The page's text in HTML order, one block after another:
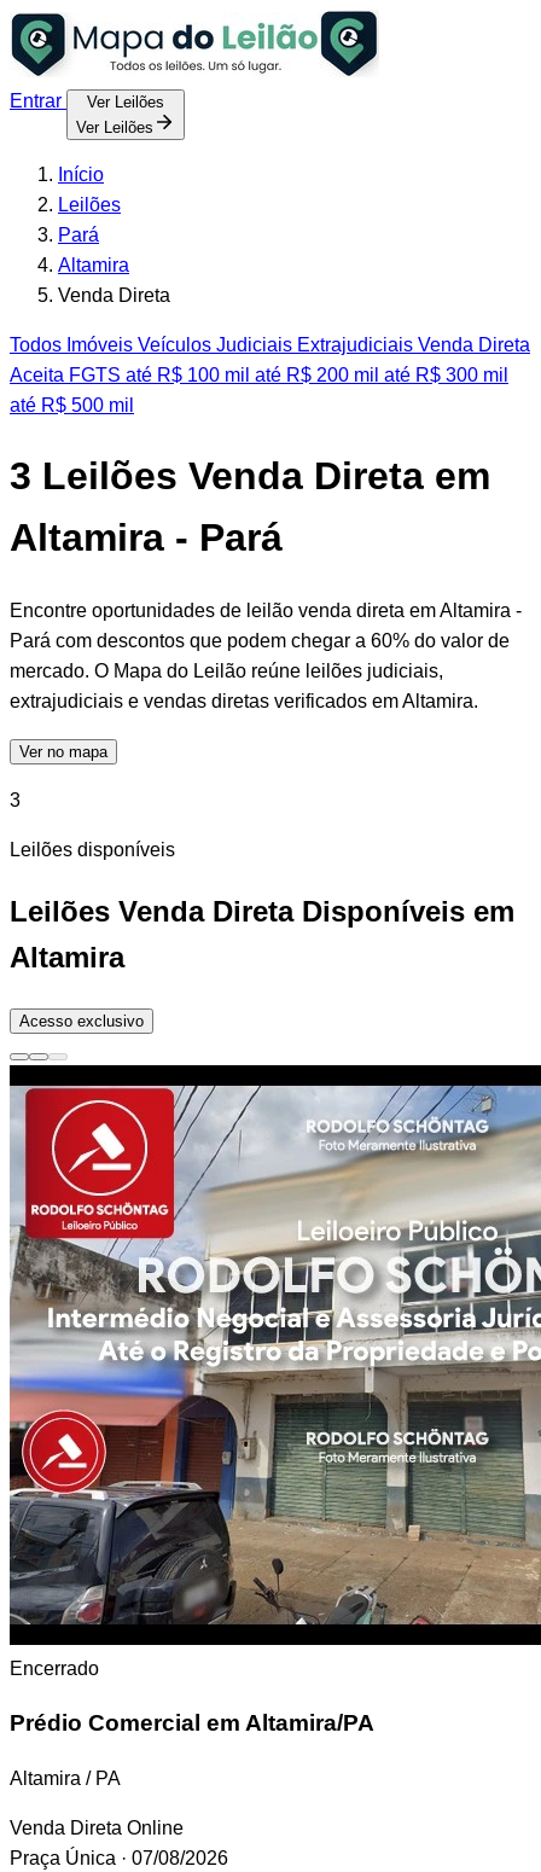
Entrar
Ver Leilões
Ver Leilões
Início
Leilões
Pará
Altamira
Venda Direta
Todos Imóveis Veículos Judiciais Extrajudiciais Venda Direta
Aceita FGTS até R$ 100 mil até R$ 200 mil até R$ 300 mil
até R$ 500 mil
3 Leilões Venda Direta em
Altamira - Pará
Encontre oportunidades de leilão venda direta em Altamira -
Pará com descontos que podem chegar a 60% do valor de
mercado. O Mapa do Leilão reúne leilões judiciais,
extrajudiciais e vendas diretas verificados em Altamira.
Ver no mapa
3
Leilões disponíveis
Leilões Venda Direta Disponíveis em
Altamira
Acesso exclusivo
Encerrado
Prédio Comercial em Altamira/PA
Altamira / PA
Venda Direta Online
Praça Única · 07/08/2026